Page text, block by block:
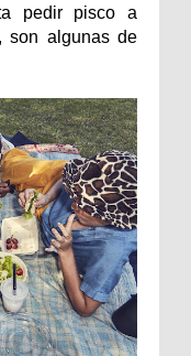
pedir pisco a
son algunas de